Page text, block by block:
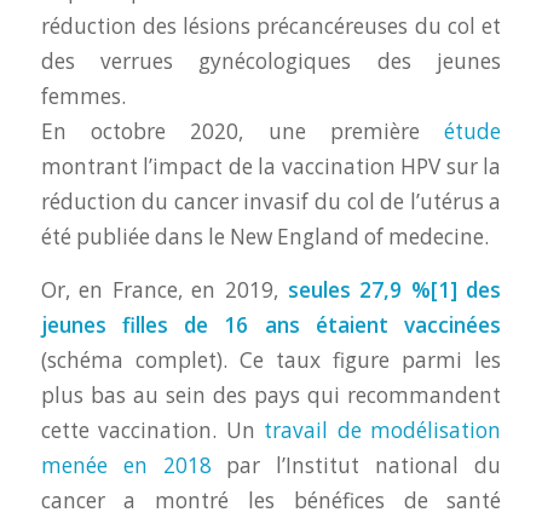
réduction des lésions précancéreuses du col et
des verrues gynécologiques des jeunes
femmes.
En octobre 2020, une premièreétude
montrant l’impact de la vaccination HPV sur la
réduction du cancer invasif du col de l’utérus a
été publiée dans le New England of medecine.
Or, en France, en 2019, seules 27,9 %[1] des
jeunes filles de 16 ans étaient vaccinées
(schéma complet). Ce taux figure parmi les
plus bas au sein des pays qui recommandent
cette vaccination. Un travail de modélisation
menée en 2018 par l’Institut national du
cancer a montré les bénéfices de santé